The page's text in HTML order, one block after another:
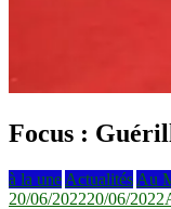
Focus :
à la une Actualités Au
20/06/202220/06/2022